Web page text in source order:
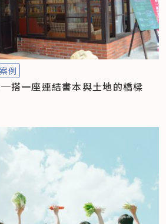
案例
搭一座連結書本與土地的橋樑